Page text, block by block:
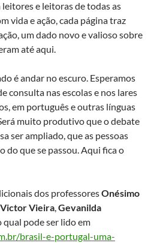
e leitoras de todas as
vida e ação, cada página traz
um dado novo e valioso sobre
até aqui.
é andar no escuro. Esperamos
consulta nas escolas e nos lares
em português e outras línguas
muito produtivo que o debate
ser ampliado, que as pessoas
do que se passou. Aqui fica o
dos professoresOnésimo
Vieira,Gevanilda
qual pode ser lido em
brasil-e-portugal-uma-